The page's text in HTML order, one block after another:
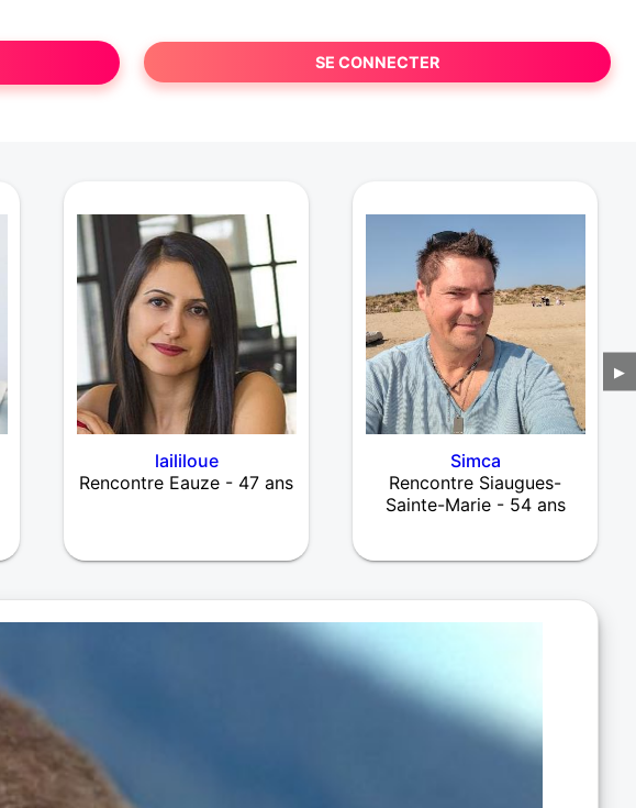
SE CONNECTER
laililoue
Rencontre Eauze - 47 ans
Simca
Rencontre Siaugues-
Sainte-Marie - 54 ans
▶